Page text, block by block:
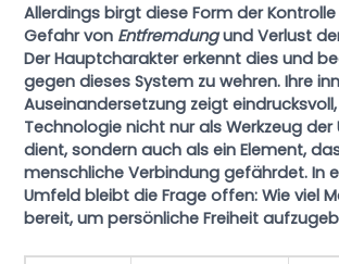
Allerdings birgt diese Form der
Gefahr von Entfremdungund Verlust
Der Hauptcharakter erkennt dies und
gegen dieses System zu wehren. Ihre
Auseinandersetzung zeigt
Technologie nicht nur als Werkzeug
dient, sondern auch als ein Element,
menschliche Verbindung gefährdet. In
Umfeld bleibt die Frage offen:Wie viel
bereit, um persönliche Freiheit